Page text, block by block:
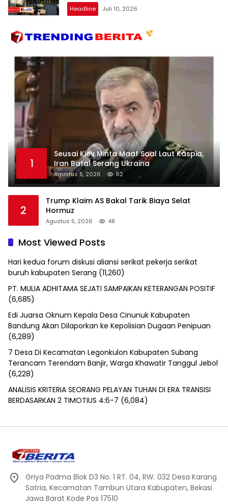
Headline Juli 10, 2026
1
Seusai Kiev Minta Maaf Soal Laut Kaspia,
Iran Batal Serang Ukraina
Agustus 5, 2026 52
2
Trump Klaim AS Bakal Tarik Biaya Selat
Hormuz
Agustus 5, 2026 48
Most Viewed Posts
Hari kedua forum diskusi aliansi serikat pekerja serikat
buruh kabupaten Serang (11,260)
PT. MULIA ADHITAMA SEJATI SAMPAIKAN KETERANGAN POSITIF
(6,685)
Edi Juarsa Oknum Kepala Desa Cinunuk Kabupaten
Bandung Akan Dilaporkan ke Kepolisian Dugaan Penipuan
(6,289)
7 Desa Di Kecamatan Legonkulon Kabupaten Subang
Terancam Terendam Banjir, Warga Khawatir Tanggul Jebol
(6,228)
ANALISIS KRITERIA SEORANG PELAYAN TUHAN DI ERA TRANSISI
BERDASARKAN 2 TIMOTIUS 4:6-7 (6,084)
Griya Padma Blok D3 No. 1 RT. 04, RW. 032 Desa Karang
Satria, Kecamatan Tambun Utara Kabupaten, Bekasi
Jawa Barat Kode Pos 17510